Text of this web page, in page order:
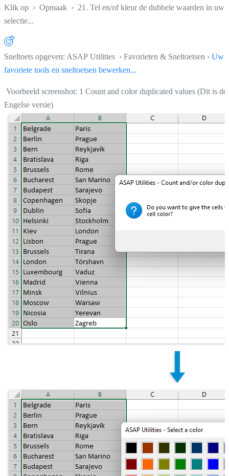
Klik op › Opmaak › 21. Tel en/of kleur de dubbele waarden in uw
selectie...
Sneltoets opgeven: ASAP Utilities › Favorieten & Sneltoetsen › Uw
favoriete tools en sneltoetsen bewerken...
Voorbeeld screenshot: 1 Count and color duplicated values (Dit is de
Engelse versie)